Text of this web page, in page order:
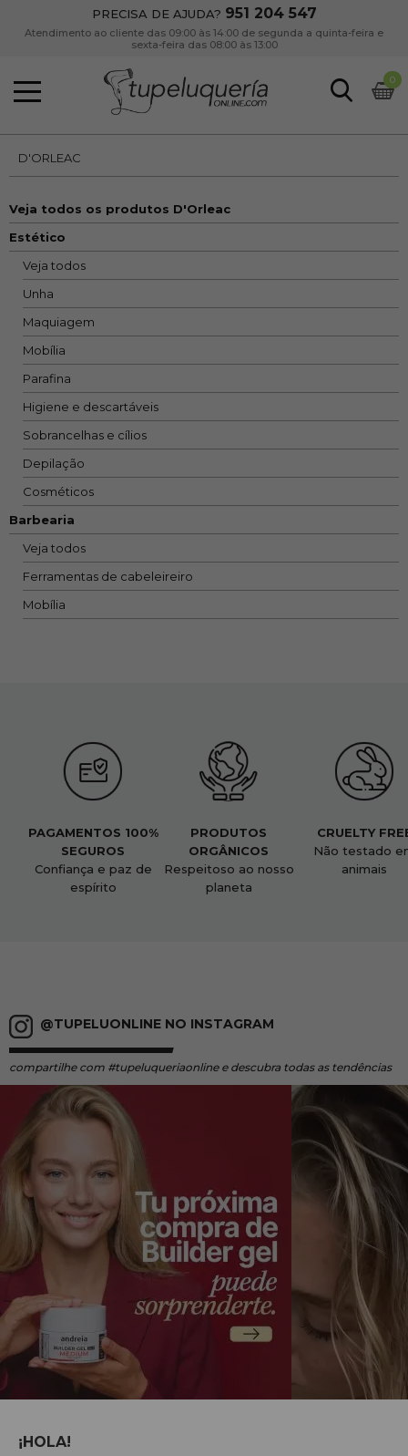
PRECISA DE AJUDA? 951 204 547
Atendimento ao cliente das 09:00 às 14:00 de segunda a quinta-feira e
sexta-feira das 08:00 às 13:00
0
D'ORLEAC
Veja todos os produtos D'Orleac
Estético
Veja todos
Unha
Maquiagem
Mobília
Parafina
Higiene e descartáveis
Sobrancelhas e cílios
Depilação
Cosméticos
Barbearia
Veja todos
Ferramentas de cabeleireiro
Mobília
PAGAMENTOS 100%
SEGUROS
Confiança e paz de
espírito
PRODUTOS
ORGÂNICOS
Respeitoso ao nosso
planeta
CRUELTY
Não testado
animais
@TUPELUONLINE NO INSTAGRAM
compartilhe com #tupeluqueriaonline e descubra todas as tendências
¡HOLA!